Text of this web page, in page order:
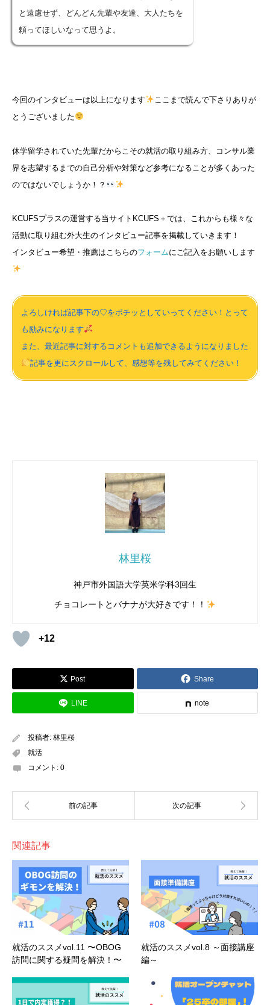
と遠慮せず、どんどん先輩や友達、大人たちを
頼ってほしいなって思うよ。
今回のインタビューは以上になります
ここまで読んで下さりありが
とうございました
休学留学されていた先輩だからこその就活の取り組み方、コンサル業
界を志望するまでの自己分析や対策など参考になることが多くあった
のではないでしょうか！？
KCUFSプラスの運営する当サイトKCUFS＋では、これからも様々な
活動に取り組む外大生のインタビュー記事を掲載していきます！
インタビュー希望・推薦はこちらのフォームにご記入をお願いします
よろしければ記事下の♡をポチッとしていってください！とって
も励みになります
また、最近記事に対するコメントも追加できるようになりました
記事を更にスクロールして、感想等を残してみてください！
林里桜
神戸市外国語大学英米学科3回生
チョコレートとバナナが大好きです！！
+12
Post Share
LINE note
投稿者: 林里桜
就活
コメント: 0
関連記事
就活のススメvol.11 〜OBOG
訪問に関する疑問を解決！〜
就活のススメvol.8 ～面接講座
編～